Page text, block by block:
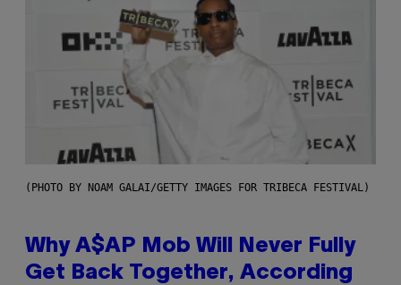
(PHOTO BY NOAM GALAI/GETTY IMAGES FOR TRIBECA FESTIVAL)
Why A$AP Mob Will Never Fully
Get Back Together, According